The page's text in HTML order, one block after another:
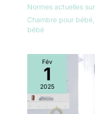
Normes actuelles
Chambre pour bébé
bébé
Fév
1
2025